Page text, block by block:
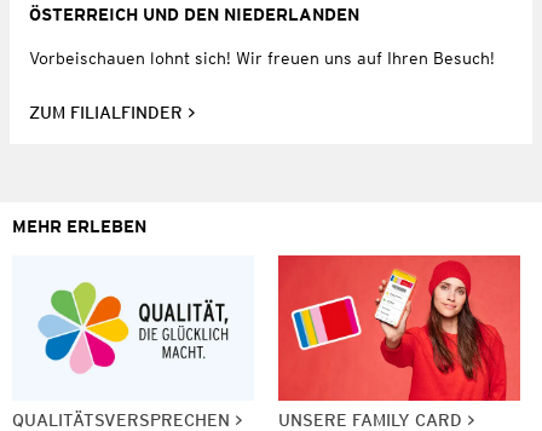
ÖSTERREICH UND DEN NIEDERLANDEN
Vorbeischauen lohnt sich! Wir freuen uns auf Ihren Besuch!
ZUM FILIALFINDER
MEHR ERLEBEN
QUALITÄTSVERSPRECHEN UNSERE FAMILY CARD